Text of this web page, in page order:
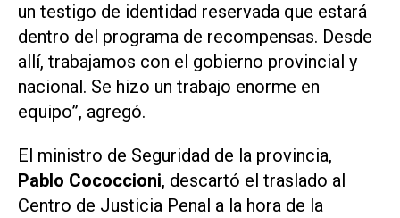
un testigo de identidad reservada que estará
dentro del programa de recompensas. Desde
allí, trabajamos con el gobierno provincial y
nacional. Se hizo un trabajo enorme en
equipo”, agregó.
El ministro de Seguridad de la provincia,
Pablo Cococcioni, descartó el traslado al
Centro de Justicia Penal a la hora de la